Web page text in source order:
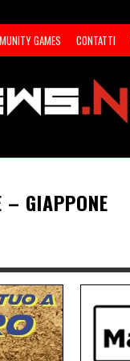
GAMES CONTATTI
– GIAPPONE